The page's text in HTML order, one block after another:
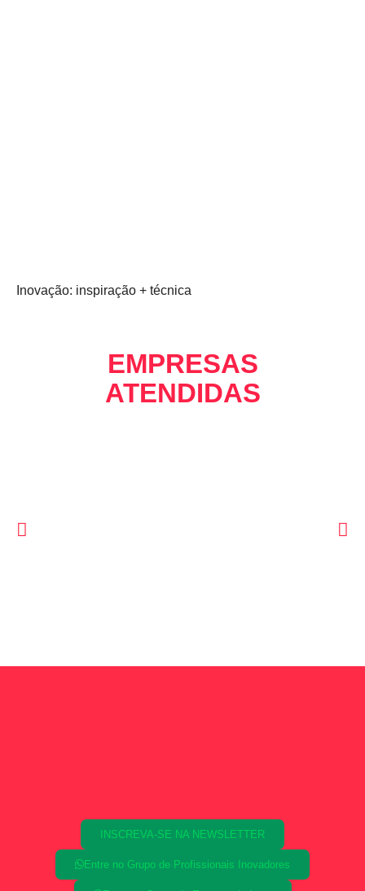
Inovação: inspiração + técnica
EMPRESAS
ATENDIDAS
INSCREVA-SE NA NEWSLETTER
Entre no Grupo de Profissionais Inovadores